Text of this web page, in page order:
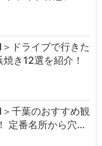
ドライブで行きた
き12選を紹介！
千葉のおすすめ観
定番名所から穴…